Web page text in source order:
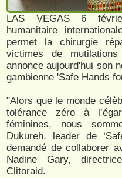
LAS VEGAS 6
humanitaire
permet la chirurgie
victimes de
annonce aujourd'hui son
gambienne 'Safe Hands
"Alors que le monde
tolérance zéro à
féminines, nous
Dukureh, leader de
demandé de collaborer
Nadine Gary,
Clitoraid.